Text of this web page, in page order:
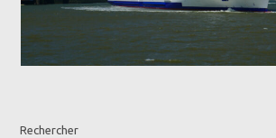
Rechercher